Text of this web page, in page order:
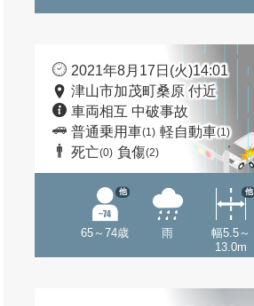
2021年8月17日(火)14:01
津山市加茂町桑原 付近
車両相互 中破事故
普通乗用車(1) 軽自動車(1)
死亡(0) 負傷(2)
65～74歳
他
雨
幅5.5～
13.0m
他